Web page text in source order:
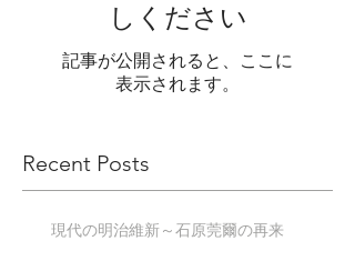
しください
記事が公開されると、ここに
表示されます。
Recent Posts
現代の明治維新～石原莞爾の再来